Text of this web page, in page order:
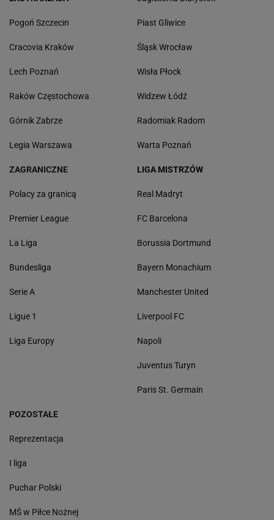
Pogoń Szczecin
Cracovia Kraków
Lech Poznań
Raków Częstochowa
Górnik Zabrze
Legia Warszawa
Piast Gliwice
Śląsk Wrocław
Wisła Płock
Widzew Łódź
Radomiak Radom
Warta Poznań
ZAGRANICZNE
Polacy za granicą
Premier League
La Liga
Bundesliga
Serie A
Ligue 1
Liga Europy
LIGA MISTRZÓW
Real Madryt
FC Barcelona
Borussia Dortmund
Bayern Monachium
Manchester United
Liverpool FC
Napoli
Juventus Turyn
Paris St. Germain
POZOSTAŁE
Reprezentacja
I liga
Puchar Polski
MŚ w Piłce Nożnej